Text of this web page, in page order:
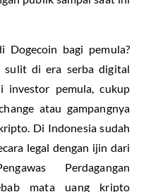
Dogecoin bagi pemula?
sulit di era serba digital
investor pemula, cukup
atau gampangnya
Di Indonesia sudah
legal dengan ijin dari
Perdagangan
mata uang kripto